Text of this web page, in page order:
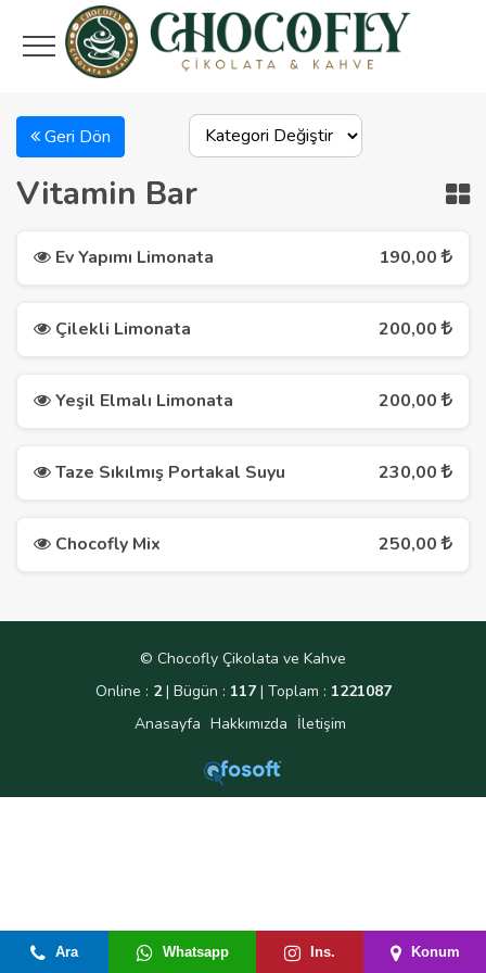
Geri Dön
Vitamin Bar
Ev Yapımı Limonata 190,00
Çilekli Limonata 200,00
Yeşil Elmalı Limonata 200,00
Taze Sıkılmış Portakal Suyu 230,00
Chocofly Mix 250,00
© Chocofly Çikolata ve Kahve
Online : 2| Bügün : 117 | Toplam : 1221087
Anasayfa Hakkımızda İletişim
Ara Whatsapp Ins. Konum